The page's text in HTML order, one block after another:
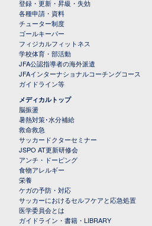
登録・更新・昇級・失効
各種申請・資料
チューター制度
ゴールキーパー
フィジカルフィットネス
学校体育・部活動
JFA公認指導者の海外派遣
JFAインターナショナルコーチングコース
ガイドライン等
メディカルトップ
脳振盪
暑熱対策･水分補給
救命救急
サッカードクターセミナー
JSPO AT更新研修会
アンチ・ドーピング
食物アレルギー
栄養
ケガの予防・対応
サッカーにおけるセルフケアと応急処置
医学委員会とは
ガイドライン・書籍・LIBRARY